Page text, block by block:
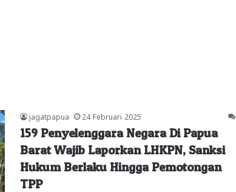
jagatpapua 24 Februari 2025
159 Penyelenggara Negara Di Papua
Barat Wajib Laporkan LHKPN, Sanksi
Hukum Berlaku Hingga Pemotongan
TPP